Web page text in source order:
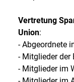
Vertretung
Union:
- Abgeordnete
- Mitglieder der
- Mitglieder im